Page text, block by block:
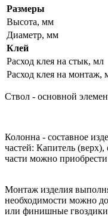
Размеры
Высота, мм
Диаметр, мм
Клей
Расход клея на стык, мл
Расход клея на монтаж,
Ствол - основной
Колонна - составное
частей: Капитель
части можно приобрести
Монтаж изделия
необходимости можно
или финишные гвоздики